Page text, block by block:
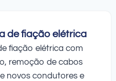
de fiação elétrica
fiação elétrica com
remoção de cabos
novos condutores e